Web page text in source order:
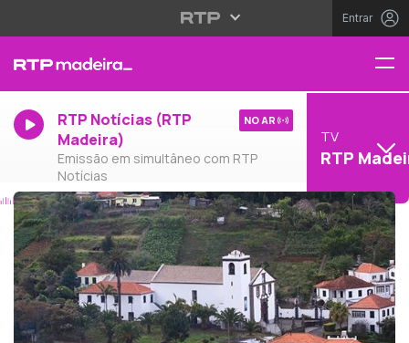
Entrar
RTP Notícias (RTP
Madeira)
Emissão em simultâneo com RTP
Notícias
NO AR
TV
RTP